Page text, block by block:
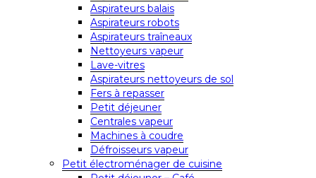
Aspirateurs balais
Aspirateurs robots
Aspirateurs traîneaux
Nettoyeurs vapeur
Lave-vitres
Aspirateurs nettoyeurs de sol
Fers à repasser
Petit déjeuner
Centrales vapeur
Machines à coudre
Défroisseurs vapeur
Petit électroménager de cuisine